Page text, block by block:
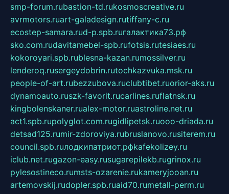
smp-forum.rubastion-td.rukosmoscreative.ru
avrmotors.ruart-galadesign.rutiffany-c.ru
ecostep-samara.rud-p.spb.ruгалактика73.рф
sko.com.rudavitamebel-spb.rufotsis.rutesiaes.ru
kokoroyari.spb.rublesna-kazan.rumossilver.ru
lenderoq.rusergeydobrin.rutochkazvuka.msk.ru
people-of-art.rubezzubova.ruclubtibet.ruorior-aks.ru
dynamoauto.ruszk-favorit.rucarlines.ruflatnsk.ru
kingbolenskaner.rualex-motor.ruastroline.net.ru
act1.spb.rupolyglot.com.rugidlipetsk.ruooo-driada.ru
detsad125.rumir-zdoroviya.rubruslanovo.rusiterem.ru
council.spb.ruлодкипатриот.рфkafekolizey.ru
iclub.net.rugazon-easy.rusugarepilekb.rugrinox.ru
pylesostineco.rumsts-ozarenie.rukameryjooan.ru
artemovskij.rudopler.spb.ruaid70.rumetall-perm.ru